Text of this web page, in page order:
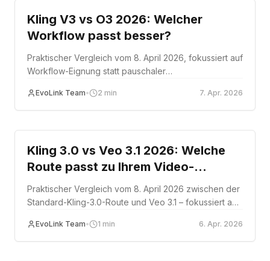
Kling V3 vs O3 2026: Welcher
Workflow passt besser?
Praktischer Vergleich vom 8. April 2026, fokussiert auf
Workflow-Eignung statt pauschaler
EvoLink Team• 2 min 7. Apr. 2026
Comparison
Kling 3.0 vs Veo 3.1 2026: Welche
Route passt zu Ihrem Video-
Workflow?
Praktischer Vergleich vom 8. April 2026 zwischen der
Standard-Kling-3.0-Route und Veo 3.1 – fokussiert auf
EvoLink Team• 1 min 6. Apr. 2026
Comparison